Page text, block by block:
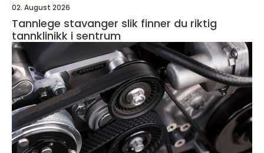
02. August 2026
Tannlege stavanger slik finner du riktig
tannklinikk i sentrum